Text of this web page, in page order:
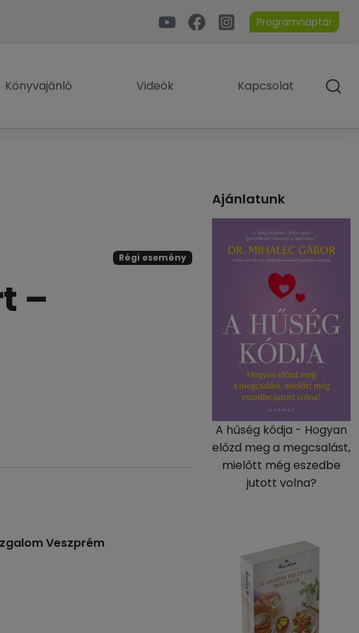
Programnaptár
Könyvajánló Videók Kapcsolat
Régi esemény
–
Veszprém
Ajánlatunk
A hűség kódja - Hogyan
előzd meg a megcsalást,
mielőtt még eszedbe
jutott volna?